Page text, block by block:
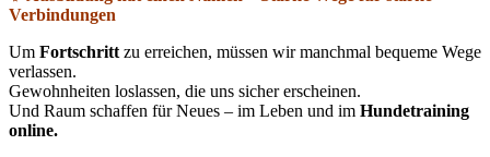
Verbindungen
Um Fortschritt zu erreichen, müssen wir manchmal bequeme Wege
verlassen.
Gewohnheiten loslassen, die uns sicher erscheinen.
Und Raum schaffen für Neues – im Leben und im Hundetraining
online.